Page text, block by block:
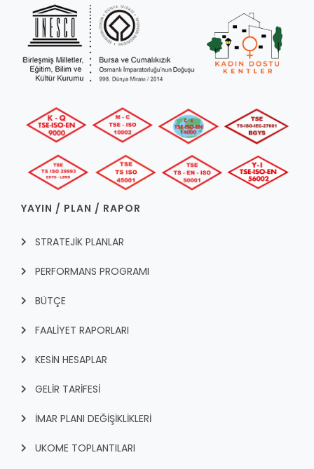
YAYIN / PLAN / RAPOR
STRATEJİK PLANLAR
PERFORMANS PROGRAMI
BÜTÇE
FAALİYET RAPORLARI
KESİN HESAPLAR
GELİR TARİFESİ
İMAR PLANI DEĞİŞİKLİKLERİ
UKOME TOPLANTILARI